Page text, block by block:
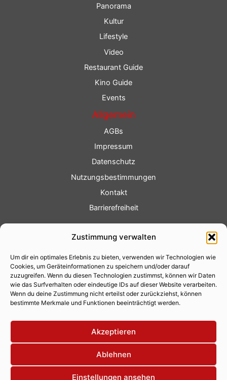
Zustimmung verwalten
Um dir ein optimales Erlebnis zu bieten, verwenden wir Technologien wie
Cookies, um Geräteinformationen zu speichern und/oder darauf
zuzugreifen. Wenn du diesen Technologien zustimmst, können wir Daten
wie das Surfverhalten oder eindeutige IDs auf dieser Website verarbeiten.
Wenn du deine Zustimmung nicht erteilst oder zurückziehst, können
bestimmte Merkmale und Funktionen beeinträchtigt werden.
Akzeptieren
Ablehnen
Einstellungen ansehen
Panorama
Kultur
Lifestyle
Video
Restaurant Guide
Kino Guide
Events
Allgemein
AGBs
Impressum
Datenschutz
Nutzungsbestimmungen
Kontakt
Barrierefreiheit
Fotoservice
Videoservice
Werbung
Contenterstellung
Lokalnachrichten
Lokalfernsehen
Eventkalender